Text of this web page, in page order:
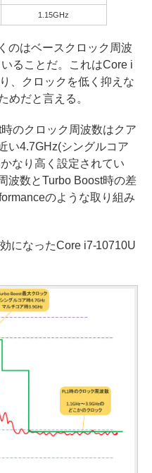
1.15GHz
のはベースクロック周波
ることだ。これはCore i
、クロックを低く抑えな
めだと言える。
のクロック周波数はクア
い4.7GHz(シングルコア
なり高く設定されてい
波数とTurbo Boost時の差
のような取り組み
になったCore i7-10710U